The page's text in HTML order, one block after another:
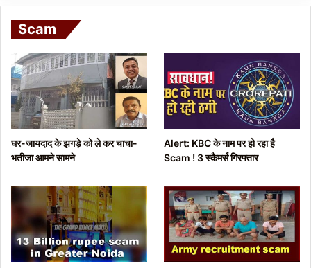
e
u
p
e
x
g
e
Scam
घर-जायदाद के झगड़े को ले कर चाचा-
भतीजा आमने सामने
Alert: KBC के नाम पर हो रहा है
Scam ! 3 स्कैमर्स गिरफ्तार